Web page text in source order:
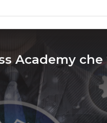
Academy che